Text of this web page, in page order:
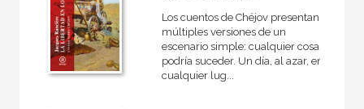
General
Historia de la literatura
VER TODAS... (12)
Los cuentos de Chéjov presentan
múltiples versiones de un
escenario simple: cualquier cosa
podría suceder. Un día, al azar, en
cualquier lug...